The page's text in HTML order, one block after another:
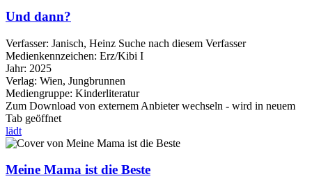
Und dann?
Verfasser: Janisch, Heinz Suche nach diesem Verfasser
Medienkennzeichen: Erz/Kibi I
Jahr: 2025
Verlag: Wien, Jungbrunnen
Mediengruppe: Kinderliteratur
Zum Download von externem Anbieter wechseln - wird in neuem
Tab geöffnet
lädt
Meine Mama ist die Beste